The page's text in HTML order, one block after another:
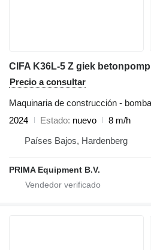
CIFA K36L-5 Z giek betonpomp
Precio a consultar
Maquinaria de construcción -
2024
Estado nuevo
8 m/h
Países Bajos, Hardenberg
PRIMA Equipment B.V.